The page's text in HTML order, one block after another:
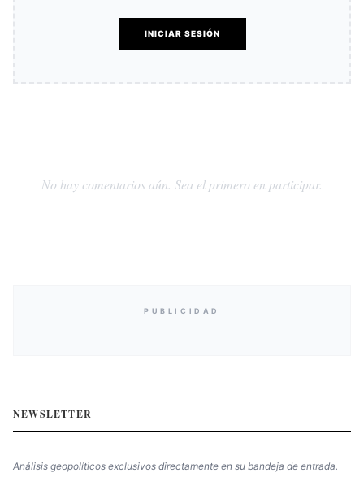
INICIAR SESIÓN
No hay comentarios aún. Sea el primero en participar.
PUBLICIDAD
NEWSLETTER
Análisis geopolíticos exclusivos directamente en su bandeja de entrada.